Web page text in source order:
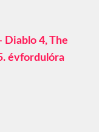
Diablo 4, The
évfordulóra